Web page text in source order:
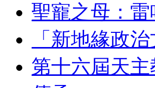
聖寵之母：
「新地緣政
第十六屆天